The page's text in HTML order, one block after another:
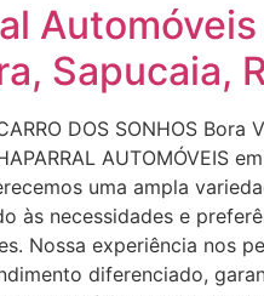
Automóveis
Sapucaia,
DOS SONHOS Bora
AUTOMÓVEIS
uma ampla
às necessidades e
Nossa experiência nos
diferenciado,